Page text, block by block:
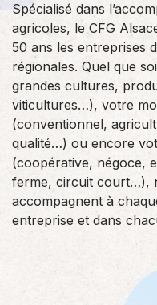
Spécialisé dans
agricoles, le CFG
50 ans les entreprises
régionales. Quel que
grandes cultures,
viticultures…), votre
(conventionnel,
qualité…) ou encore
(coopérative, négoce,
ferme, circuit court…),
accompagnent à
entreprise et dans